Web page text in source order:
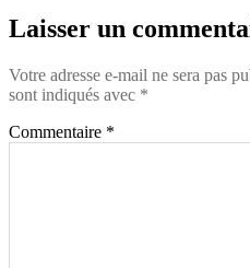
Laisser un
Votre adresse e-mail ne sera pas
sont indiqués avec *
Commentaire *